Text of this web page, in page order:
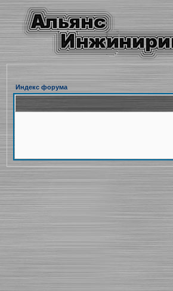
Индекс форума